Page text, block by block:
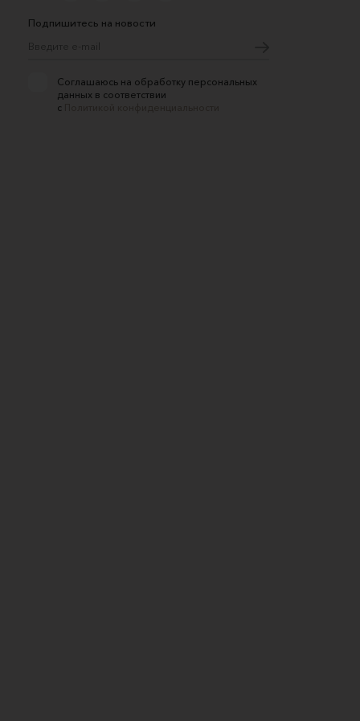
Подпишитесь на новости
Соглашаюсь на обработку персональных
данных в соответствии
с